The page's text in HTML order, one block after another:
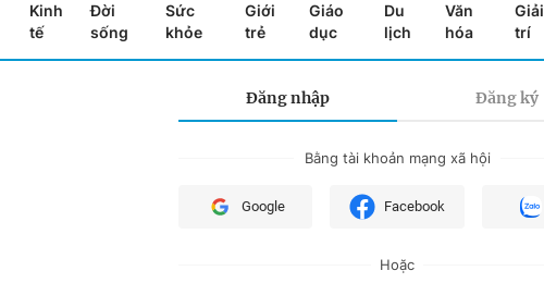
Kinh
tế
Đời
sống
Sức
khỏe
Giới
trẻ
Giáo
dục
Du
lịch
Văn
hóa
Giải
trí
Đăng nhập Đăng ký
Bằng tài khoản mạng xã hội
Google Facebook
Hoặc